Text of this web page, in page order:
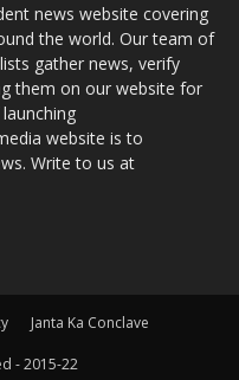
news website covering
the world. Our team of
gather news, verify
them on our website for
website is to
Write to us at
Janta Ka Conclave
- 2015-22